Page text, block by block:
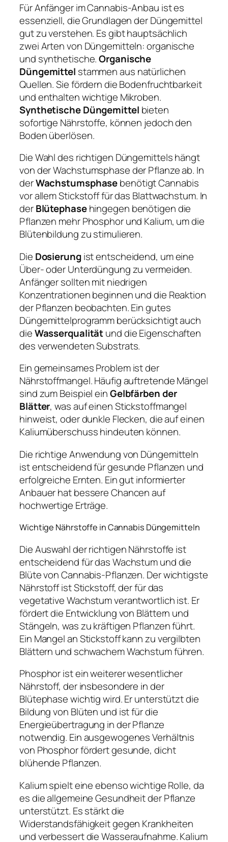
Für Anfänger im Cannabis-Anbau ist es
essenziell, die Grundlagen der Düngemittel
gut zu verstehen. Es gibt hauptsächlich
zwei Arten von Düngemitteln: organische
und synthetische.Organische
Düngemittel stammen aus natürlichen
Quellen. Sie fördern die Bodenfruchtbarkeit
und enthalten wichtige Mikroben.
Synthetische Düngemittel bieten
sofortige Nährstoffe, können jedoch den
Boden überlösen.
Die Wahl des richtigen Düngemittels hängt
von der Wachstumsphase der Pflanze ab. In
derWachstumsphasebenötigt Cannabis
vor allem Stickstoff für das Blattwachstum. In
derBlütephasehingegen benötigen die
Pflanzen mehr Phosphor und Kalium, um die
Blütenbildung zu stimulieren.
Die Dosierung ist entscheidend, um eine
Über- oder Unterdüngung zu vermeiden.
Anfänger sollten mit niedrigen
Konzentrationen beginnen und die Reaktion
der Pflanzen beobachten. Ein gutes
Düngemittelprogramm berücksichtigt auch
dieWasserqualitätund die Eigenschaften
des verwendeten Substrats.
Ein gemeinsames Problem ist der
Nährstoffmangel. Häufig auftretende Mängel
sind zum Beispiel einGelbfärben der
Blätter, was auf einen Stickstoffmangel
hinweist, oder dunkle Flecken, die auf einen
Kaliumüberschuss hindeuten können.
Die richtige Anwendung von Düngemitteln
ist entscheidend für gesunde Pflanzen und
erfolgreiche Ernten. Ein gut informierter
Anbauer hat bessere Chancen auf
hochwertige Erträge.
Wichtige Nährstoffe in Cannabis Düngemitteln
Die Auswahl der richtigen Nährstoffe ist
entscheidend für das Wachstum und die
Blüte von Cannabis-Pflanzen. Der wichtigste
Nährstoff ist Stickstoff, der für das
vegetative Wachstum verantwortlich ist. Er
fördert die Entwicklung von Blättern und
Stängeln, was zu kräftigen Pflanzen führt.
Ein Mangel an Stickstoff kann zu vergilbten
Blättern und schwachem Wachstum führen.
Phosphor ist ein weiterer wesentlicher
Nährstoff, der insbesondere in der
Blütephase wichtig wird. Er unterstützt die
Bildung von Blüten und ist für die
Energieübertragung in der Pflanze
notwendig. Ein ausgewogenes Verhältnis
von Phosphor fördert gesunde, dicht
blühende Pflanzen.
Kalium spielt eine ebenso wichtige Rolle, da
es die allgemeine Gesundheit der Pflanze
unterstützt. Es stärkt die
Widerstandsfähigkeit gegen Krankheiten
und verbessert die Wasseraufnahme. Kalium